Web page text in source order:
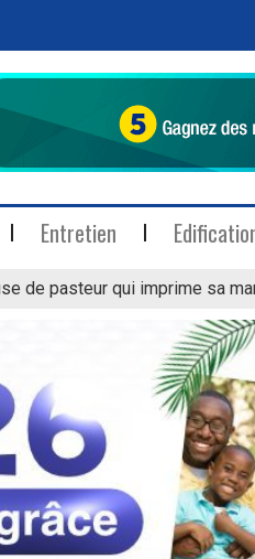
Entretien
de pasteur qui imprime sa